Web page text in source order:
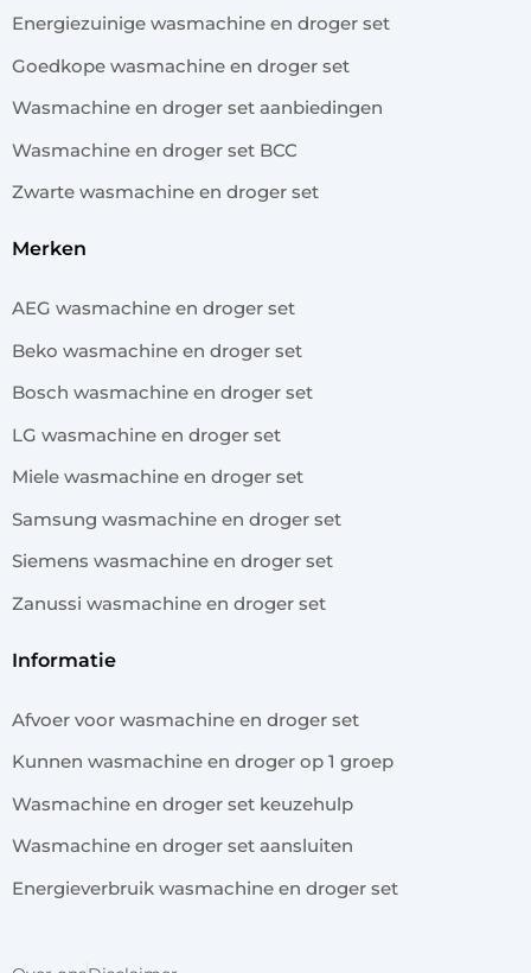
Energiezuinige wasmachine en droger set
Goedkope wasmachine en droger set
Wasmachine en droger set aanbiedingen
Wasmachine en droger set BCC
Zwarte wasmachine en droger set
merken
AEG wasmachine en droger set
Beko wasmachine en droger set
Bosch wasmachine en droger set
LG wasmachine en droger set
Miele wasmachine en droger set
Samsung wasmachine en droger set
Siemens wasmachine en droger set
Zanussi wasmachine en droger set
informatie
Afvoer voor wasmachine en droger set
Kunnen wasmachine en droger op 1 groep
Wasmachine en droger set keuzehulp
Wasmachine en droger set aansluiten
Energieverbruik wasmachine en droger set